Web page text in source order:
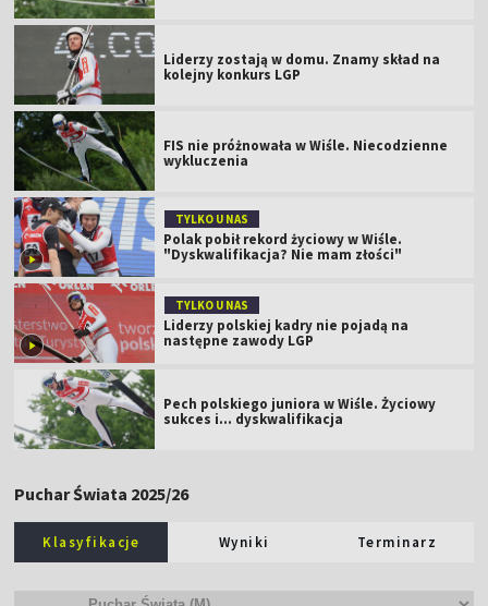
Liderzy zostają w domu. Znamy skład na
kolejny konkurs LGP
FIS nie próżnowała w Wiśle. Niecodzienne
wykluczenia
TYLKO U NAS
Polak pobił rekord życiowy w Wiśle.
"Dyskwalifikacja? Nie mam złości"
TYLKO U NAS
Liderzy polskiej kadry nie pojadą na
następne zawody LGP
Pech polskiego juniora w Wiśle. Życiowy
sukces i... dyskwalifikacja
Puchar Świata 2025/26
Klasyfikacje Wyniki Terminarz